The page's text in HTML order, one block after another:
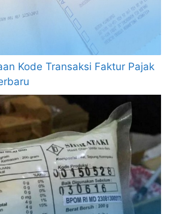
Kode Transaksi Faktur Pajak